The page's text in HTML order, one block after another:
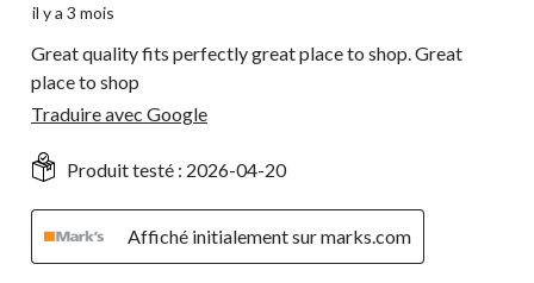
il y a 3 mois
Great quality fits perfectly great place to shop. Great
place to shop
Traduire avec Google
Produit testé : 2026-04-20
Affiché initialement sur marks.com